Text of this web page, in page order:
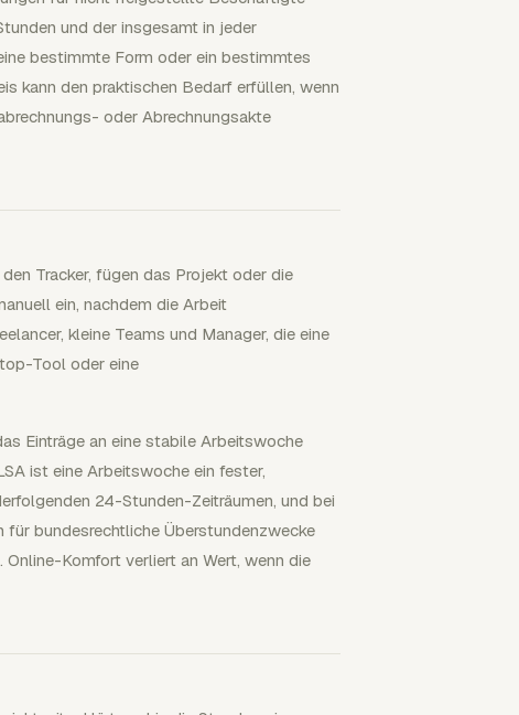
und der insgesamt in jeder
bestimmte Form oder ein bestimmtes
kann den praktischen Bedarf erfüllen, wenn
oder Abrechnungsakte
Tracker, fügen das Projekt oder die
ein, nachdem die Arbeit
kleine Teams und Manager, die eine
Tool oder eine
Einträge an eine stabile Arbeitswoche
ist eine Arbeitswoche ein fester,
24-Stunden-Zeiträumen, und bei
bundesrechtliche Überstundenzwecke
Komfort verliert an Wert, wenn die